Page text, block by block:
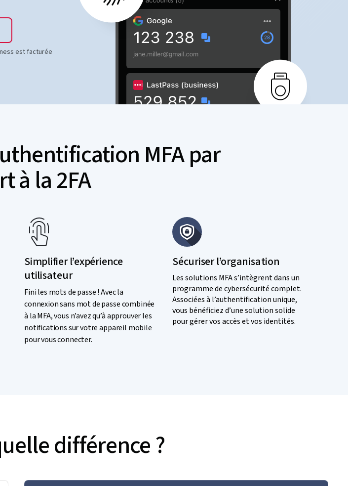
est facturée
MFA par
à la 2FA
Simplifier l’expérience
utilisateur
Fini les mots de passe ! Avec la
connexion sans mot de passe combinée
à la MFA, vous n’avez qu’à approuver les
notifications sur votre appareil mobile
pour vous connecter.
Sécuriser l’organisation
Les solutions MFA s’intègrent dans un
programme de cybersécurité complet.
Associées à l’authentification unique,
vous bénéficiez d’une solution solide
pour gérer vos accès et vos identités.
différence ?